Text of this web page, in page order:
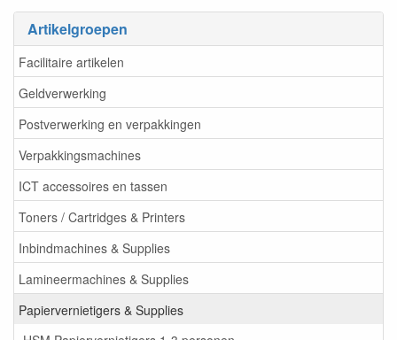
Artikelgroepen
Facilitaire artikelen
Geldverwerking
Postverwerking en verpakkingen
Verpakkingsmachines
ICT accessoires en tassen
Toners / Cartridges & Printers
Inbindmachines & Supplies
Lamineermachines & Supplies
Papiervernietigers & Supplies